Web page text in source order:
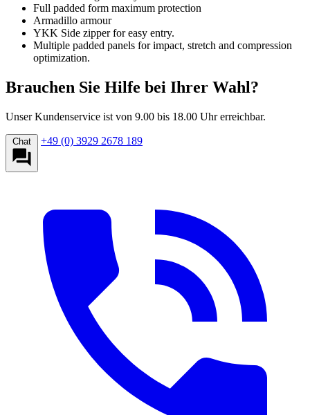
Full padded form maximum protection
Armadillo armour
YKK Side zipper for easy entry.
Multiple padded panels for impact, stretch and compression
optimization.
Brauchen Sie Hilfe bei Ihrer Wahl?
Unser Kundenservice ist von 9.00 bis 18.00 Uhr erreichbar.
Chat +49 (0) 3929 2678 189